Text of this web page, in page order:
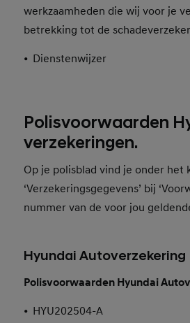
werkzaamheden die wij voor je
betrekking tot de
• Dienstenwijzer
Polisvoorwaarden
verzekeringen.
Op je polisblad vind je onder het
‘Verzekeringsgegevens’ bij
nummer van de voor jou
Hyundai Autoverzekering
Polisvoorwaarden Hyundai
• HYU202504-A